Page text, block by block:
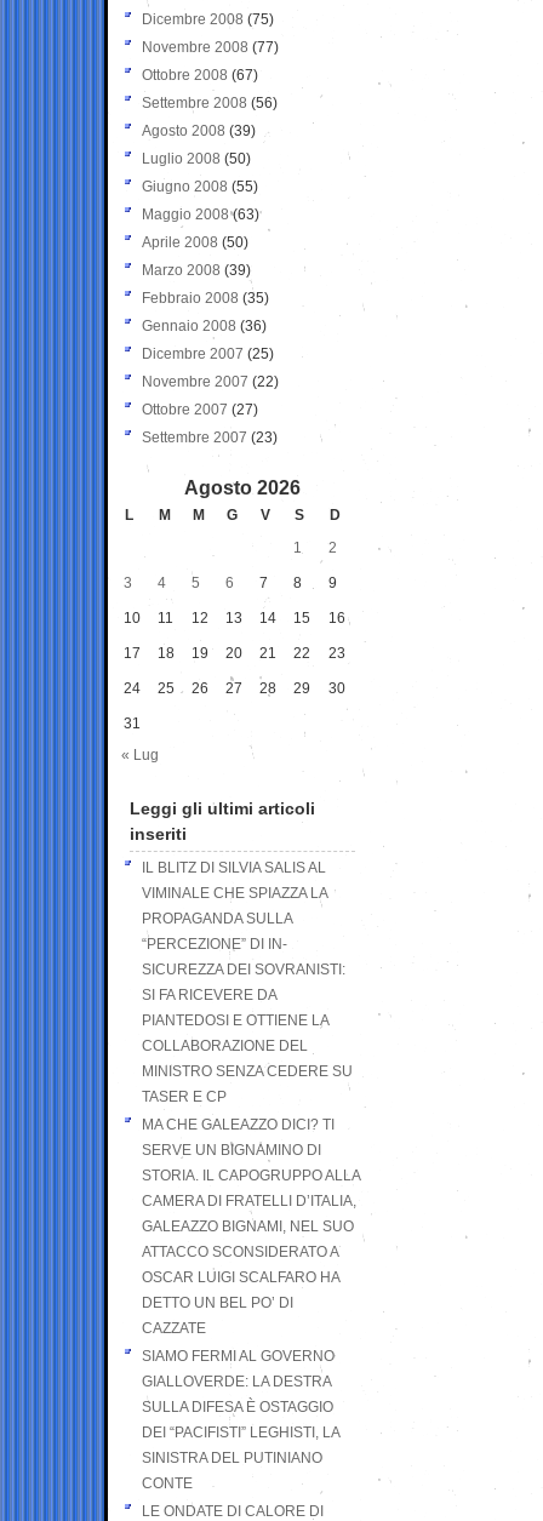
Dicembre 2008 (75)
Novembre 2008 (77)
Ottobre 2008 (67)
Settembre 2008 (56)
Agosto 2008 (39)
Luglio 2008 (50)
Giugno 2008 (55)
Maggio 2008(63)
Aprile 2008 (50)
Marzo 2008 (39)
Febbraio 2008 (35)
Gennaio 2008 (36)
Dicembre 2007 (25)
Novembre 2007 (22)
Ottobre 2007 (27)
Settembre 2007 (23)
Agosto 2026
L M M G V S
D
1
2
3 4 5 6 7 8 9
10 11 12 13 14 15 16
17 18 19 20 21 22 23
24 25 26 27 28 29 30
31
« Lug
Leggi gli ultimi articoli
inseriti
IL BLITZ DI SILVIA SALIS AL
VIMINALE CHE SPIAZZA LA
PROPAGANDA SULLA
“PERCEZIONE” DI IN-
SICUREZZA DEI SOVRANISTI:
SI FA RICEVERE DA
PIANTEDOSI E OTTIENE LA
COLLABORAZIONE DEL
MINISTRO SENZA CEDERE SU
TASER E CP
MA CHE GALEAZZO DICI? TI
SERVE UN BIGNAMINO DI
STORIA. IL CAPOGRUPPO ALLA
CAMERA DI FRATELLI D’ITALIA,
GALEAZZO BIGNAMI, NEL SUO
ATTACCO SCONSIDERATO A
OSCAR LUIGI SCALFARO HA
DETTO UN BEL PO’ DI
CAZZATE
SIAMO FERMI AL GOVERNO
GIALLOVERDE: LA DESTRA
SULLA DIFESA È OSTAGGIO
DEI “PACIFISTI” LEGHISTI, LA
SINISTRA DEL PUTINIANO
CONTE
LE ONDATE DI CALORE DI